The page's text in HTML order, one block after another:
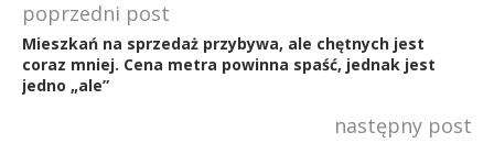
poprzedni post
Mieszkań na sprzedaż przybywa, ale chętnych jest
coraz mniej. Cena metra powinna spaść, jednak jest
jedno „ale”
następny post